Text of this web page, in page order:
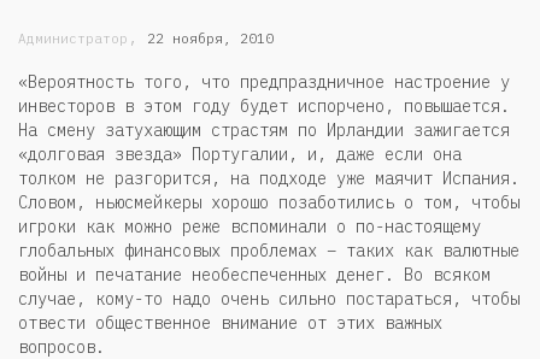
Администратор , 22 ноября, 2010
«Вероятность того, что предпраздничное настроение у
инвесторов в этом году будет испорчено, повышается.
На смену затухающим страстям по Ирландии зажигается
«долговая звезда» Португалии, и, даже если она
толком не разгорится, на подходе уже маячит Испания.
Словом, ньюсмейкеры хорошо позаботились о том, чтобы
игроки как можно реже вспоминали о по-настоящему
глобальных финансовых проблемах – таких как валютные
войны и печатание необеспеченных денег. Во всяком
случае, кому-то надо очень сильно постараться, чтобы
отвести общественное внимание от этих важных
вопросов.